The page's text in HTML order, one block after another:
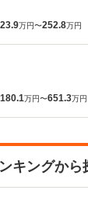
23.9万円〜252.8万円
180.1万円〜651.3万円
キングから